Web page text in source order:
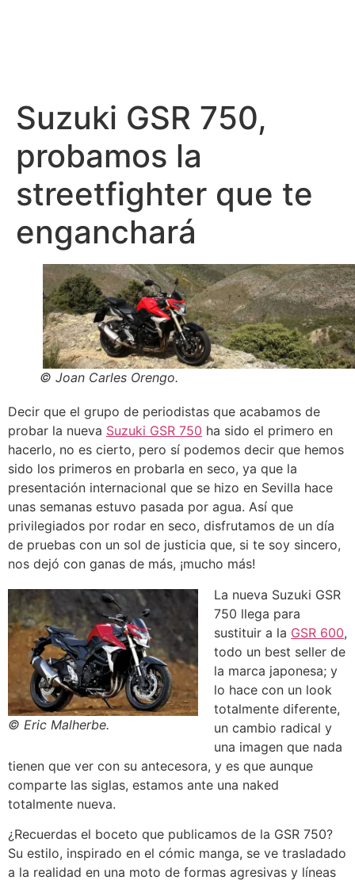
Suzuki GSR 750,
probamos la
streetfighter que te
enganchará
© Joan Carles Orengo.
Decir que el grupo de periodistas que acabamos de
probar la nueva Suzuki GSR 750 ha sido el primero en
hacerlo, no es cierto, pero sí podemos decir que hemos
sido los primeros en probarla en seco, ya que la
presentación internacional que se hizo en Sevilla hace
unas semanas estuvo pasada por agua. Así que
privilegiados por rodar en seco, disfrutamos de un día
de pruebas con un sol de justicia que, si te soy sincero,
nos dejó con ganas de más, ¡mucho más!
© Eric Malherbe.
La nueva Suzuki GSR
750 llega para
sustituir a la GSR 600,
todo un best seller de
la marca japonesa; y
lo hace con un look
totalmente diferente,
un cambio radical y
una imagen que nada
tienen que ver con su antecesora, y es que aunque
comparte las siglas, estamos ante una naked
totalmente nueva.
¿Recuerdas el boceto que publicamos de la GSR 750?
Su estilo, inspirado en el cómic manga, se ve trasladado
a la realidad en una moto de formas agresivas y líneas